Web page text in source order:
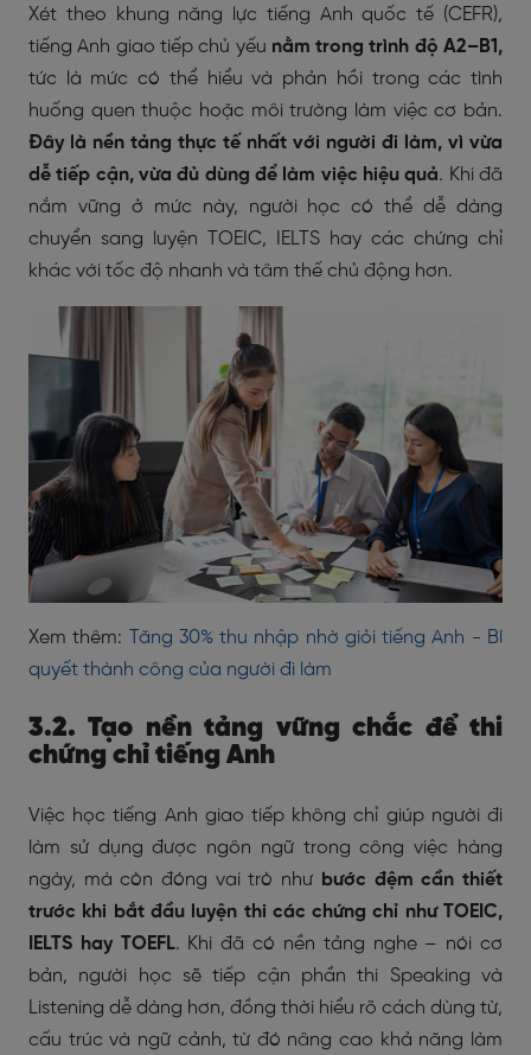
Xét theo khung năng lực tiếng Anh quốc tế (CEFR),
tiếng Anh giao tiếp chủ yếu nằm trong trình độ A2–B1,
tức là mức có thể hiểu và phản hồi trong các tình
huống quen thuộc hoặc môi trường làm việc cơ bản.
Đây là nền tảng thực tế nhất với người đi làm, vì vừa
dễ tiếp cận, vừa đủ dùng để làm việc hiệu quả. Khi đã
nắm vững ở mức này, người học có thể dễ dàng
chuyển sang luyện TOEIC, IELTS hay các chứng chỉ
khác với tốc độ nhanh và tâm thế chủ động hơn.
Xem thêm:
Tăng 30% thu nhập nhờ giỏi tiếng Anh - Bí
quyết thành công của người đi làm
3.2. Tạo nền tảng vững chắc để thi
chứng chỉ tiếng Anh
Việc học tiếng Anh giao tiếp không chỉ giúp người đi
làm sử dụng được ngôn ngữ trong công việc hàng
ngày, mà còn đóng vai trò như bước đệm cần thiết
trước khi bắt đầu luyện thi các chứng chỉ như TOEIC,
IELTS hay TOEFL. Khi đã có nền tảng nghe – nói cơ
bản, người học sẽ tiếp cận phần thi Speaking và
Listening dễ dàng hơn, đồng thời hiểu rõ cách dùng từ,
cấu trúc và ngữ cảnh, từ đó nâng cao khả năng làm